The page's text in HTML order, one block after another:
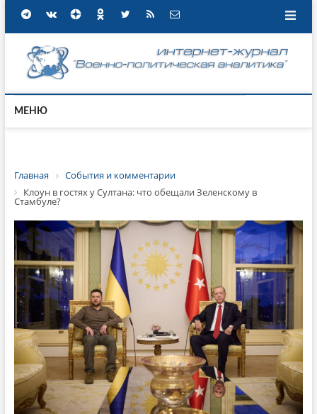
МЕНЮ
Главная
События и комментарии
Клоун в гостях у Султана: что обещали Зеленскому в
Стамбуле?